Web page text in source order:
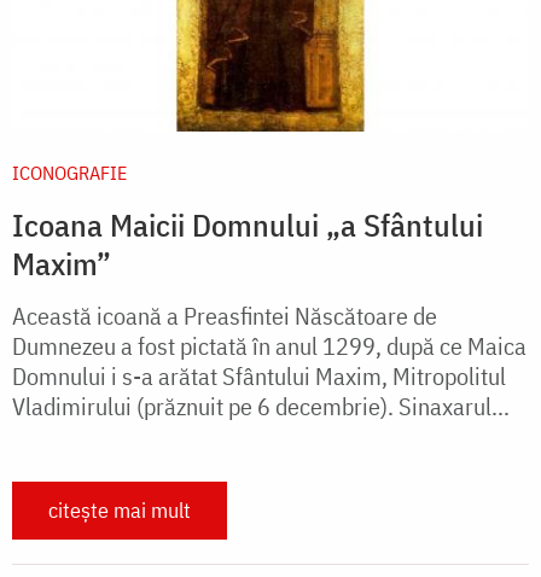
ICONOGRAFIE
Icoana Maicii Domnului „a Sfântului
Maxim”
Această icoană a Preasfintei Născătoare de
Dumnezeu a fost pictată în anul 1299, după ce Maica
Domnului i s-a arătat Sfântului Maxim, Mitropolitul
Vladimirului (prăznuit pe 6 decembrie). Sinaxarul...
citește mai mult